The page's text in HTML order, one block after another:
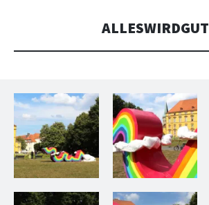
ALLESWIRDGUT